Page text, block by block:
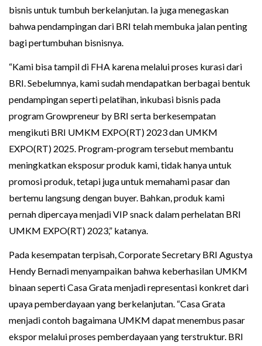
bisnis untuk tumbuh berkelanjutan. Ia juga menegaskan
bahwa pendampingan dari BRI telah membuka jalan penting
bagi pertumbuhan bisnisnya.
“Kami bisa tampil di FHA karena melalui proses kurasi dari
BRI. Sebelumnya, kami sudah mendapatkan berbagai bentuk
pendampingan seperti pelatihan, inkubasi bisnis pada
program Growpreneur by BRI serta berkesempatan
mengikuti BRI UMKM EXPO(RT) 2023 dan UMKM
EXPO(RT) 2025. Program-program tersebut membantu
meningkatkan eksposur produk kami, tidak hanya untuk
promosi produk, tetapi juga untuk memahami pasar dan
bertemu langsung dengan buyer. Bahkan, produk kami
pernah dipercaya menjadi VIP snack dalam perhelatan BRI
UMKM EXPO(RT) 2023,” katanya.
Pada kesempatan terpisah, Corporate Secretary BRI Agustya
Hendy Bernadi menyampaikan bahwa keberhasilan UMKM
binaan seperti Casa Grata menjadi representasi konkret dari
upaya pemberdayaan yang berkelanjutan. “Casa Grata
menjadi contoh bagaimana UMKM dapat menembus pasar
ekspor melalui proses pemberdayaan yang terstruktur. BRI